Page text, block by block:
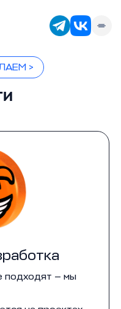
>
подходят — мы